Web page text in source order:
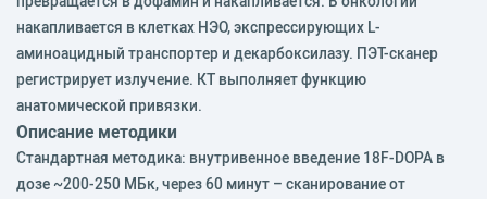
накапливается в клетках НЭО, экспрессирующих L-
аминоацидный транспортер и декарбоксилазу. ПЭТ-сканер
регистрирует излучение. КТ выполняет функцию
анатомической привязки.
Описание методики
Стандартная методика: внутривенное введение 18F-DOPA в
дозе ~200-250 МБк, через 60 минут – сканирование от